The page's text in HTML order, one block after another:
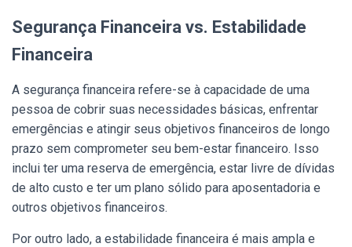
Segurança Financeira vs. Estabilidade
Financeira
A segurança financeira refere-se à capacidade de uma
pessoa de cobrir suas necessidades básicas, enfrentar
emergências e atingir seus objetivos financeiros de longo
prazo sem comprometer seu bem-estar financeiro. Isso
inclui ter uma reserva de emergência, estar livre de dívidas
de alto custo e ter um plano sólido para aposentadoria e
outros objetivos financeiros.
Por outro lado, a estabilidade financeira é mais ampla e